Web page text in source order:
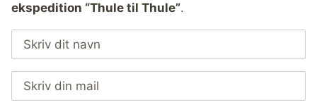
ekspedition “Thule til Thule”.